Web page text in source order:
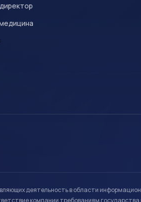
деятельность в области
компании требованиям